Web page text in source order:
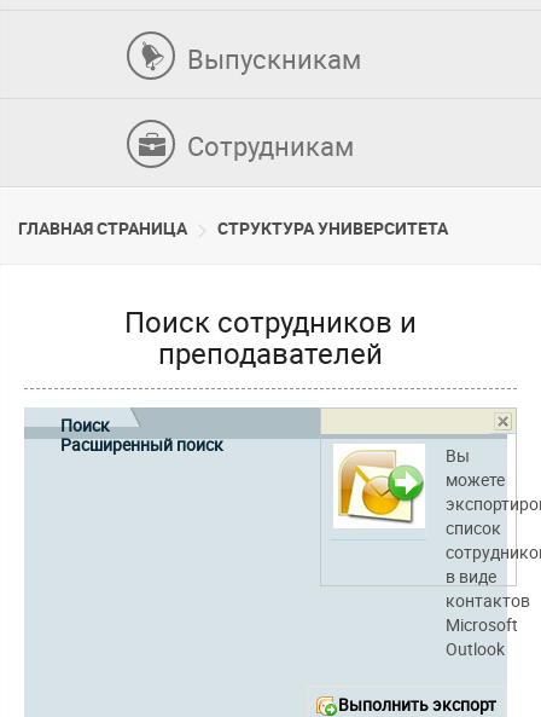
Выпускникам
Сотрудникам
ГЛАВНАЯ СТРАНИЦА CТРУКТУРА УНИВЕРСИТЕТА
Поиск сотрудников и
преподавателей
Вы
можете
список
в виде
контактов
Microsoft
Outlook
Выполнить экспорт
Поиск
Расширенный поиск